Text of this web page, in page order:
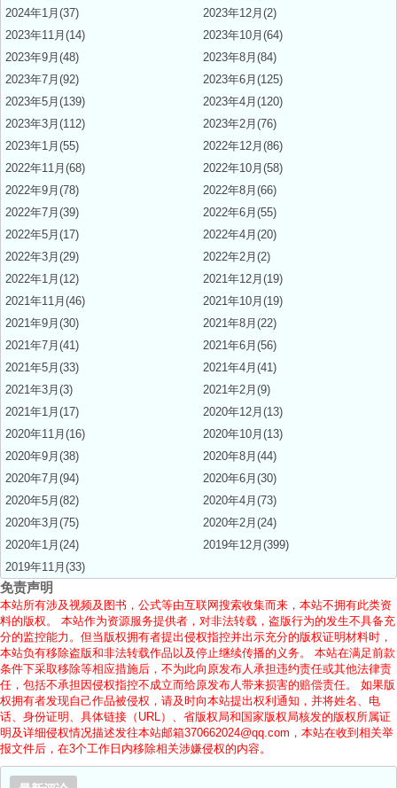
2024年1月(37)
2023年12月(2)
2023年11月(14)
2023年10月(64)
2023年9月(48)
2023年8月(84)
2023年7月(92)
2023年6月(125)
2023年5月(139)
2023年4月(120)
2023年3月(112)
2023年2月(76)
2023年1月(55)
2022年12月(86)
2022年11月(68)
2022年10月(58)
2022年9月(78)
2022年8月(66)
2022年7月(39)
2022年6月(55)
2022年5月(17)
2022年4月(20)
2022年3月(29)
2022年2月(2)
2022年1月(12)
2021年12月(19)
2021年11月(46)
2021年10月(19)
2021年9月(30)
2021年8月(22)
2021年7月(41)
2021年6月(56)
2021年5月(33)
2021年4月(41)
2021年3月(3)
2021年2月(9)
2021年1月(17)
2020年12月(13)
2020年11月(16)
2020年10月(13)
2020年9月(38)
2020年8月(44)
2020年7月(94)
2020年6月(30)
2020年5月(82)
2020年4月(73)
2020年3月(75)
2020年2月(24)
2020年1月(24)
2019年12月(399)
2019年11月(33)
免责声明
本站所有涉及视频及图书，公式等由互联网搜索收集而来，本站不拥有此类资
料的版权。 本站作为资源服务提供者，对非法转载，盗版行为的发生不具备充
分的监控能力。但当版权拥有者提出侵权指控并出示充分的版权证明材料时，
本站负有移除盗版和非法转载作品以及停止继续传播的义务。 本站在满足前款
条件下采取移除等相应措施后，不为此向原发布人承担违约责任或其他法律责
任，包括不承担因侵权指控不成立而给原发布人带来损害的赔偿责任。 如果版
权拥有者发现自己作品被侵权，请及时向本站提出权利通知，并将姓名、电
话、身份证明、具体链接（URL）、省版权局和国家版权局核发的版权所属证
明及详细侵权情况描述发往本站邮箱370662024@qq.com，本站在收到相关举
报文件后，在3个工作日内移除相关涉嫌侵权的内容。